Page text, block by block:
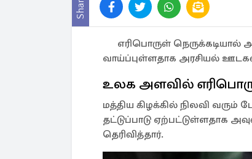
Share
எரிபொருள்
வாய்ப்புள்ளதாக அரசியல்
உலக அளவில்
மத்திய கிழக்கில் நிலவி
தட்டுப்பாடு ஏற்பட்டுள்ளதாக
தெரிவித்தார்.